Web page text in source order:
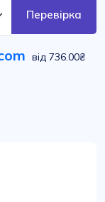
Перевірка
від 736.00₴